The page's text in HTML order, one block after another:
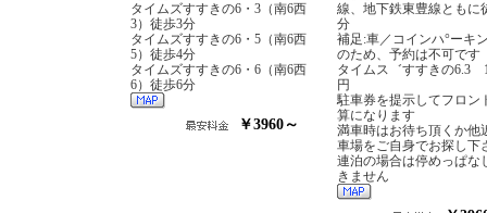
タイムズすすきの6・3（南6西
3）徒歩3分
タイムズすすきの6・5（南6西
5）徒歩4分
タイムズすすきの6・6（南6西
6）徒歩6分
￥3960～
線、地下鉄東豊線ともに
分
補足:車／コインハ°ーキ
のため、予約は不可です
タイムス゛すすきの6.3
円
駐車券を提示してフロン
算になります
満車時はお待ち頂くか他
車場をご自身でお探し下
連泊の場合は停めっぱな
きません